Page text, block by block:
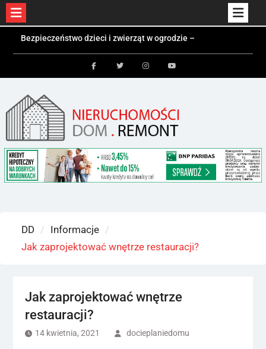
Bezpieczeństwo dzieci i zwierząt w ogrodzie –
jakie ogrodzenie wybrać?
Czym jest kontener mieszkalny i kiedy się
sprawdzi?
Kolektory słoneczne a fotowoltaika – różnice i
zastosowania
DD
Informacje
Jak zaprojektować wnętrze restauracji?
Jak zaprojektować wnętrze
restauracji?
14 kwietnia, 2021 docieplaniedomu